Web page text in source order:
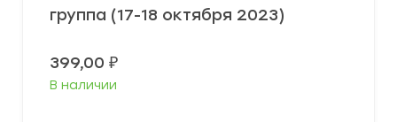
группа (17-18 октября 2023)
399,00 ₽
В наличии